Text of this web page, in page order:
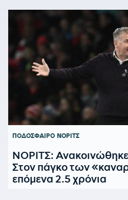
ΠΟΔΟΣΦΑΙΡΟ ΝΟΡΙΤΣ
ΝΟΡΙΤΣ: Ανακοινώθηκε
Στον πάγκο των
επόμενα 2.5 χρόνια